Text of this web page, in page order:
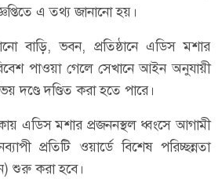
এ তথ্য জানানো হয়।
বাড়ি, ভবন, প্রতিষ্ঠানে এডিস মশার
পাওয়া গেলে সেখানে আইন অনুযায়ী
দণ্ডে দণ্ডিত করা হতে পারে।
এডিস মশার প্রজননস্থল ধ্বংসে আগামী
প্রতিটি ওয়ার্ডে বিশেষ পরিচ্ছন্নতা
শুরু করা হবে।